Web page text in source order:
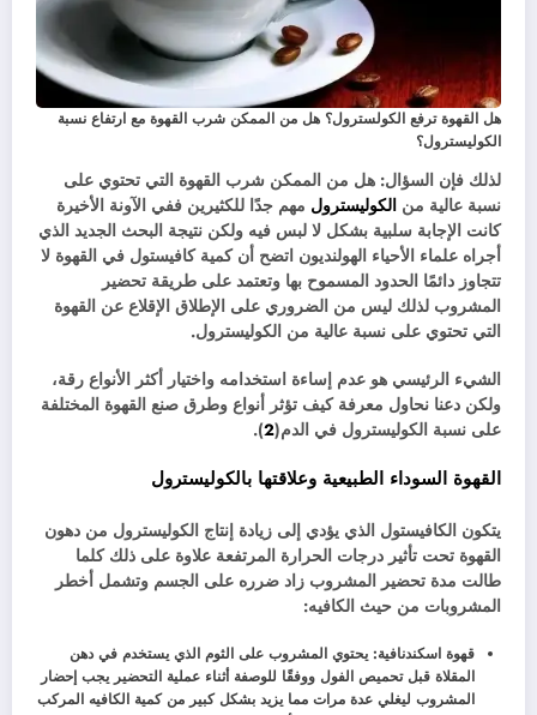
هل القهوة ترفع الكولسترول؟ هل من الممكن شرب القهوة مع ارتفاع نسبة
الكوليسترول؟
لذلك فإن السؤال: هل من الممكن شرب القهوة التي تحتوي على
نسبة عالية من الكوليسترول مهم جدًا للكثيرين ففي الآونة الأخيرة
كانت الإجابة سلبية بشكل لا لبس فيه ولكن نتيجة البحث الجديد الذي
أجراه علماء الأحياء الهولنديون اتضح أن كمية كافيستول في القهوة لا
تتجاوز دائمًا الحدود المسموح بها وتعتمد على طريقة تحضير
المشروب لذلك ليس من الضروري على الإطلاق الإقلاع عن القهوة
التي تحتوي على نسبة عالية من الكوليسترول.
الشيء الرئيسي هو عدم إساءة استخدامه واختيار أكثر الأنواع رقة،
ولكن دعنا نحاول معرفة كيف تؤثر أنواع وطرق صنع القهوة المختلفة
على نسبة الكوليسترول في الدم(2
).
القهوة السوداء الطبيعية وعلاقتها بالكوليسترول
يتكون الكافيستول الذي يؤدي إلى زيادة إنتاج الكوليسترول من دهون
القهوة تحت تأثير درجات الحرارة المرتفعة علاوة على ذلك كلما
طالت مدة تحضير المشروب زاد ضرره على الجسم وتشمل أخطر
المشروبات من حيث الكافيه:
قهوة اسكندنافية: يحتوي المشروب على الثوم الذي يستخدم في دهن
المقلاة قبل تحميص الفول ووفقًا للوصفة أثناء عملية التحضير يجب إحضار
المشروب ليغلي عدة مرات مما يزيد بشكل كبير من كمية الكافيه المركب